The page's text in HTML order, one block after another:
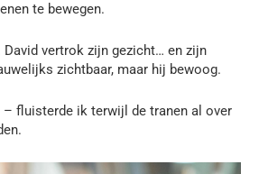
te bewegen.
vertrok zijn gezicht… en zijn
zichtbaar, maar hij bewoog.
– fluisterde ik terwijl de tranen al over